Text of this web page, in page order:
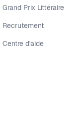
Grand Prix Littéraire
Recrutement
Centre d'aide